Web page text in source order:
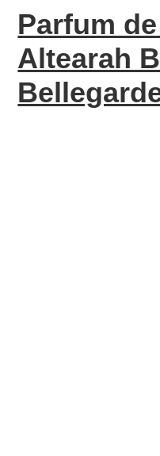
Parfum
Altearah